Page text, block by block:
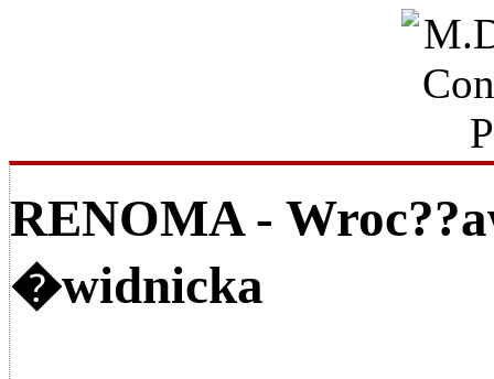
RENOMA -
�widnicka